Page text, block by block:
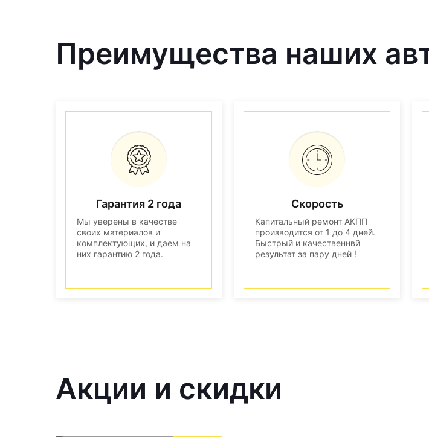
Преимущества наших
Гарантия 2 года
Мы уверены в качестве
своих материалов и
комплектующих, и даем на
них гарантию 2 года.
Скорость
Капитальный ремонт АКПП
производится от 1 до 4 дней.
Быстрый и качественнвй
результат за пару дней !
Акции и скидки